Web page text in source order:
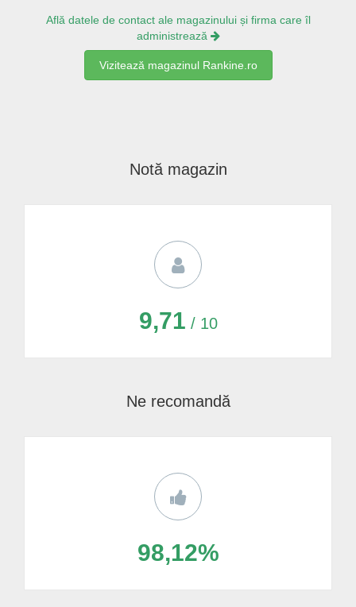
Află datele de contact ale magazinului și firma care îl
administrează
Vizitează magazinul Rankine.ro
Notă magazin
9,71 / 10
Ne recomandă
98,12%